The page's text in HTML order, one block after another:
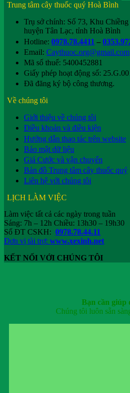
Trung tâm cây thuốc quý Hoà Bình
Trụ sở chính: Số 73, Khu
huyện Tân Lạc, tỉnh Hoà Bình
Hotline: 0978.78.4411 –
Email: Caythuoc.org@gmail.com
Mã số thuế: 5400452881
Giấy phép hoạt động số:
Đã đăng ký bộ công thương.
Về chúng tôi
Giới thiệu về chúng tôi
Điều khoản và điều kiện
Hướng dẫn thao tác trên website
Bảo mật dữ liệu
Giá Cước và vận chuyển
Bản đồ Trung tâm cây thuốc quý
Liên hệ với chúng tôi
LỊCH LÀM VIỆC
Làm việc tất cả các ngày trong tuần
Sáng: 7h – 12h Chiều: 13h30 – 19h30
Số ĐT CSKH: 0978.78.44.11
Đơn vị tài trợ: www.xexinh.net
KẾT NỐI VỚI CHÚNG TÔI
Bạn cần giúp
Chúng tôi luôn sẵn